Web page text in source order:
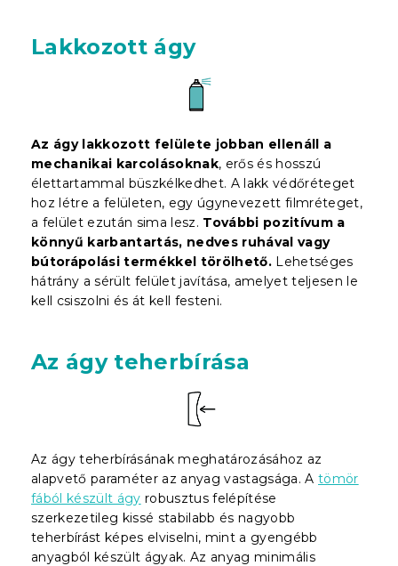
Lakkozott ágy
Az ágy lakkozott felülete jobban ellenáll a
mechanikai karcolásoknak, erős és hosszú
élettartammal büszkélkedhet. A lakk védőréteget
hoz létre a felületen, egy úgynevezett filmréteget,
a felület ezután sima lesz. További pozitívum a
könnyű karbantartás, nedves ruhával vagy
bútorápolási termékkel törölhető. Lehetséges
hátrány a sérült felület javítása, amelyet teljesen le
kell csiszolni és át kell festeni.
Az ágy teherbírása
Az ágy teherbírásának meghatározásához az
alapvető paraméter az anyag vastagsága. A tömör
fából készült ágy robusztus felépítése
szerkezetileg kissé stabilabb és nagyobb
teherbírást képes elviselni, mint a gyengébb
anyagból készült ágyak. Az anyag minimális